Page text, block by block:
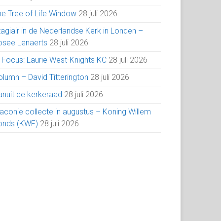
Tree of Life Window 28 juli 2026
in de Nederlandse Kerk in Londen –
Lenaerts 28 juli 2026
Laurie West-Knights KC 28 juli 2026
– David Titterington 28 juli 2026
de kerkeraad 28 juli 2026
collecte in augustus – Koning Willem
(KWF) 28 juli 2026